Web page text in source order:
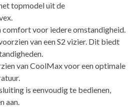
topmodel uit de
voor iedere omstandigheid.
van een S2 vizier. Dit biedt
van CoolMax voor een optimale
is eenvoudig te bedienen,
aan.